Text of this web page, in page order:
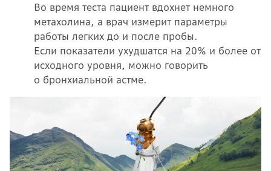
Во время теста пациент вдохнет немного
метахолина, а врач измерит параметры
работы легких до и после пробы.
Если показатели ухудшатся на 20% и более от
исходного уровня, можно говорить
о бронхиальной астме.